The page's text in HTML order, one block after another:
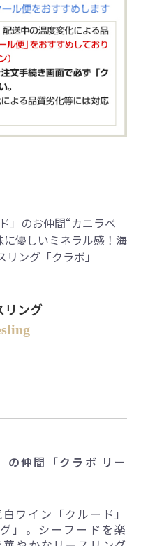
」のお仲間“カニラベ
優しいミネラル感！ 海
ング「クラボ」
リング
の仲間「クラボ リー
ワイン「クルード」
」。シーフードを楽